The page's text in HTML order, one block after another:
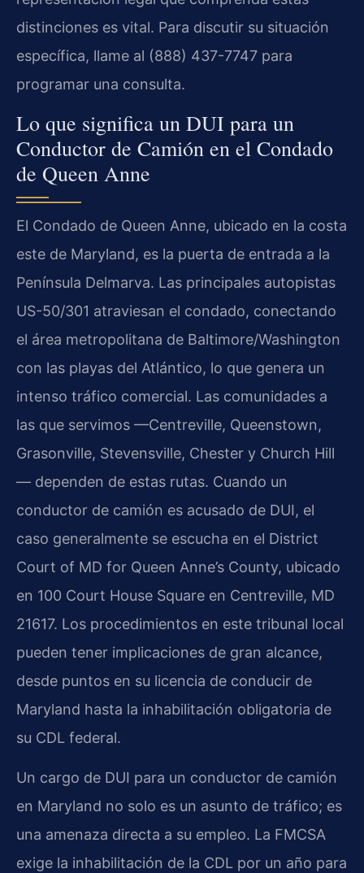
distinciones es vital. Para discutir su situación
específica, llame al (888) 437-7747 para
programar una consulta.
Lo que significa un DUI para un
Conductor de Camión en el Condado
de Queen Anne
El Condado de Queen Anne, ubicado en la costa
este de Maryland, es la puerta de entrada a la
Península Delmarva. Las principales autopistas
US-50/301 atraviesan el condado, conectando
el área metropolitana de Baltimore/Washington
con las playas del Atlántico, lo que genera un
intenso tráfico comercial. Las comunidades a
las que servimos —Centreville, Queenstown,
Grasonville, Stevensville, Chester y Church Hill
— dependen de estas rutas. Cuando un
conductor de camión es acusado de DUI, el
caso generalmente se escucha en el District
Court of MD for Queen Anne’s County, ubicado
en 100 Court House Square en Centreville, MD
21617. Los procedimientos en este tribunal local
pueden tener implicaciones de gran alcance,
desde puntos en su licencia de conducir de
Maryland hasta la inhabilitación obligatoria de
su CDL federal.
Un cargo de DUI para un conductor de camión
en Maryland no solo es un asunto de tráfico; es
una amenaza directa a su empleo. La FMCSA
exige la inhabilitación de la CDL por un año para